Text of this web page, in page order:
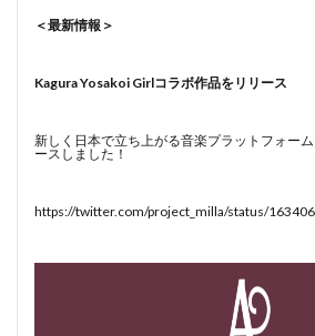
＜最新情報＞
Kagura Yosakoi Girlコラボ作品をリリース
新しく日本で立ち上がる音楽プラットフォー
ースしました！
https://twitter.com/project_milla/status/